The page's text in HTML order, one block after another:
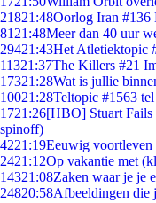
21821:48Oorlog Iran #136
81 21:48Meer dan 40 uur
29421:43Het Atletiektopic
11321:37The Killers #21
17321:28Wat is jullie
10021:28Teltopic #1563
1721:26[HBO] Stuart Fails
spinoff)
4221:19Eeuwig voortleven
2421:12Op vakantie met
14321:08Zaken waar je je
24820:58Afbeeldingen die